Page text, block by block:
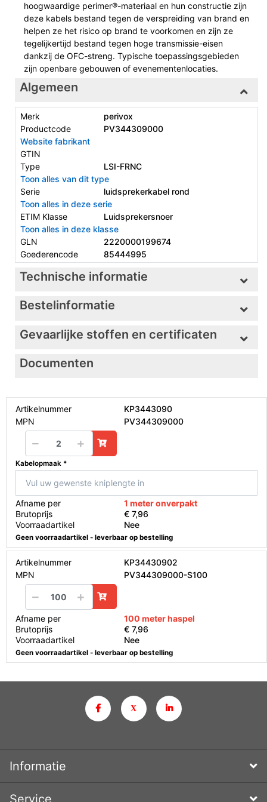
hoogwaardige perimer®-materiaal en hun constructie zijn
deze kabels bestand tegen de verspreiding van brand en
helpen ze het risico op brand te voorkomen en zijn ze
tegelijkertijd bestand tegen hoge transmissie-eisen
dankzij de OFC-streng. Typische toepassingsgebieden
zijn openbare gebouwen of evenementenlocaties.
Algemeen
Merk
perivox
Productcode
PV344309000
Website fabrikant
GTIN
Type
LSI-FRNC
Toon alles van dit type
Serie
luidsprekerkabel rond
Toon alles in deze serie
ETIM Klasse
Luidsprekersnoer
Toon alles in deze klasse
GLN
2220000199674
Goederencode
85444995
Technische informatie
Bestelinformatie
Gevaarlijke stoffen en certificaten
Documenten
Artikelnummer
KP3443090
MPN
PV344309000
Kabelopmaak
Afname per
1 meter onverpakt
Brutoprijs
€ 7,96
Voorraadartikel
Nee
Geen voorraadartikel - leverbaar op bestelling
Artikelnummer
KP34430902
MPN
PV344309000-S100
Afname per
100 meter haspel
Brutoprijs
€ 7,96
Voorraadartikel
Nee
Geen voorraadartikel - leverbaar op bestelling
Informatie
Service